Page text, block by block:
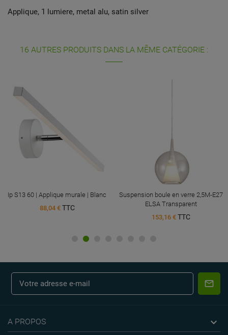
Applique, 1 lumiere, metal alu, satin silver
16 AUTRES PRODUITS DANS LA MÊME CATÉGORIE :
Ip S13 60 | Applique murale | Blanc
88,04 € TTC
Suspension boule en verre 2,5M-E27
ELSA Transparent
153,16 € TTC
A PROPOS 